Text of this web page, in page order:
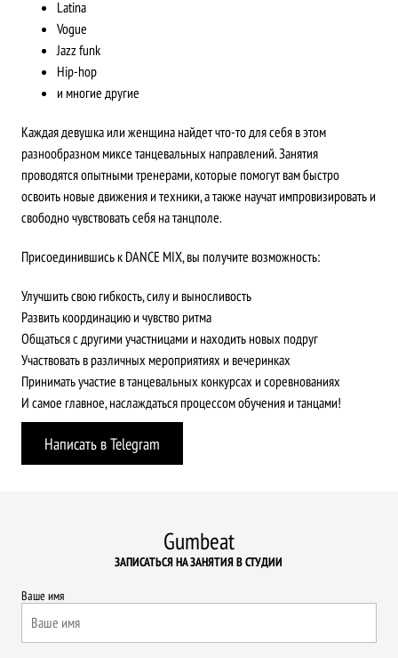
Latina
Vogue
Jazz funk
Hip-hop
и многие другие
Каждая девушка или женщина найдет что-то для себя в этом
разнообразном миксе танцевальных направлений. Занятия
проводятся опытными тренерами, которые помогут вам быстро
освоить новые движения и техники, а также научат импровизировать и
свободно чувствовать себя на танцполе.
Присоединившись к DANCE MIX, вы получите возможность:
Улучшить свою гибкость, силу и выносливость
Развить координацию и чувство ритма
Общаться с другими участницами и находить новых подруг
Участвовать в различных мероприятиях и вечеринках
Принимать участие в танцевальных конкурсах и соревнованиях
И самое главное, наслаждаться процессом обучения и танцами!
Написать в Telegram
Gumbeat
ЗАПИСАТЬСЯ НА ЗАНЯТИЯ В СТУДИИ
Ваше имя